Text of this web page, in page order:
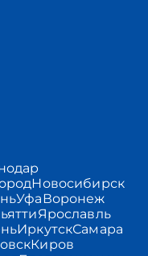
Новосибирск
УфаВоронеж
Ярославль
ИркутскСамара
Киров